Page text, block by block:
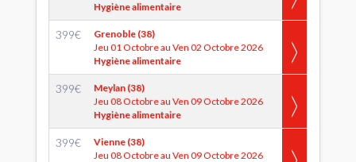
Hygiène alimentaire
399€
Grenoble (38)
Jeu 01 Octobre au Ven 02 Octobre 2026
Hygiène alimentaire
399€
Meylan (38)
Jeu 08 Octobre au Ven 09 Octobre 2026
Hygiène alimentaire
399€
Vienne (38)
Jeu 08 Octobre au Ven 09 Octobre 2026